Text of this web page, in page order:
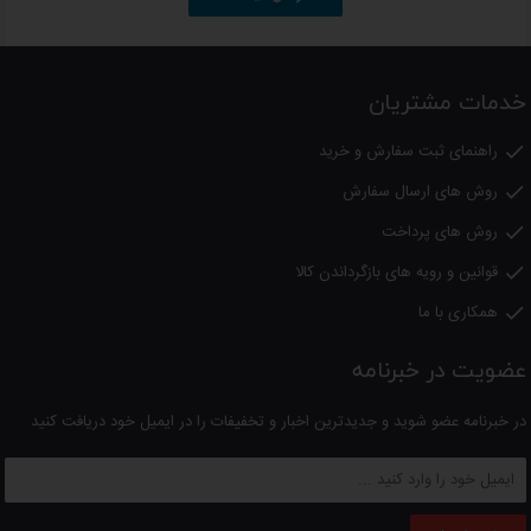
فیلتر یک کاپ
دارای نازل بخار جهت تهیه کف شیر کاپوچینو و دیگر نوشیدنی های گرم مانند
با ضمانت نامه شرکت برناکو
لطفا توجه داشته باشید
کلیه کالاهای عرضه شده در دالانو اصل بوده و دارای گارانتی از شرکتهای معتبر
خدمات مشتریان
 راهنمای ثبت سفارش و خرید
 روش های ارسال سفارش
 روش های پرداخت
 قوانین و رویه های بازگرداندن کالا
 همکاری با ما
عضویت در خبرنامه
در خبرنامه عضو شوید و جدیدترین اخبار و تخفیفات را در ایمیل خود دریافت کنید